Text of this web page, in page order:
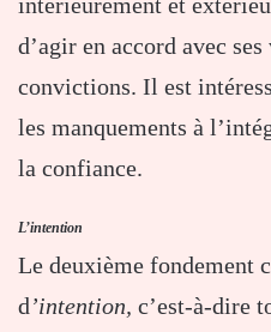
d’agir en accord avec ses
convictions. Il est
les manquements à
la confiance.
L’intention
Le deuxième fondement
d’intention, c’est-à-dire